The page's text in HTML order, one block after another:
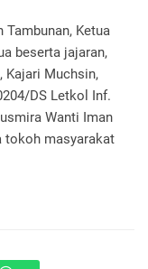
Ketua
beserta jajaran,
Kajari Muchsin,
DS Letkol Inf.
Wanti Iman
tokoh masyarakat